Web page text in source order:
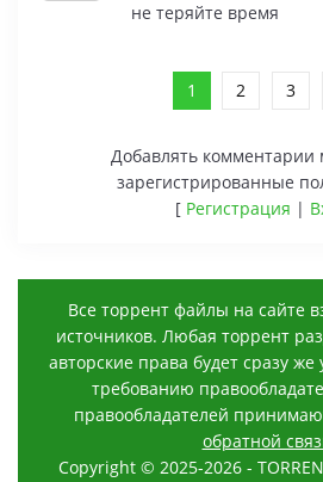
не теряйте время
1 2 3
Добавлять комментарии
зарегистрированные
[ Регистрация |
Все торрент файлы на сайте
источников. Любая торрент
авторские права будет сразу
требованию
правообладателей
обратной
Copyright © 2025-2026 -